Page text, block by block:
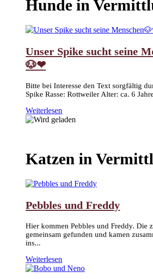
Hunde in
Unser Spike sucht seine
🐶❤
Bitte bei Interesse den Text sorgfältig
Spike Rasse: Rottweiler Alter: ca. 6
Weiterlesen
Katzen in
Pebbles und Freddy
Hier kommen Pebbles und Freddy. Die
gemeinsam gefunden und kamen
ins...
Weiterlesen